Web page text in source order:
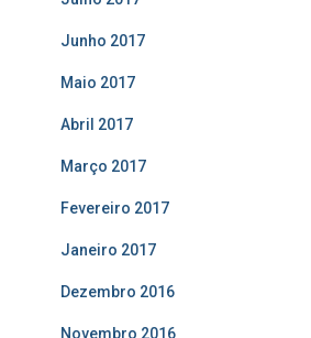
Junho 2017
Maio 2017
Abril 2017
Março 2017
Fevereiro 2017
Janeiro 2017
Dezembro 2016
Novembro 2016